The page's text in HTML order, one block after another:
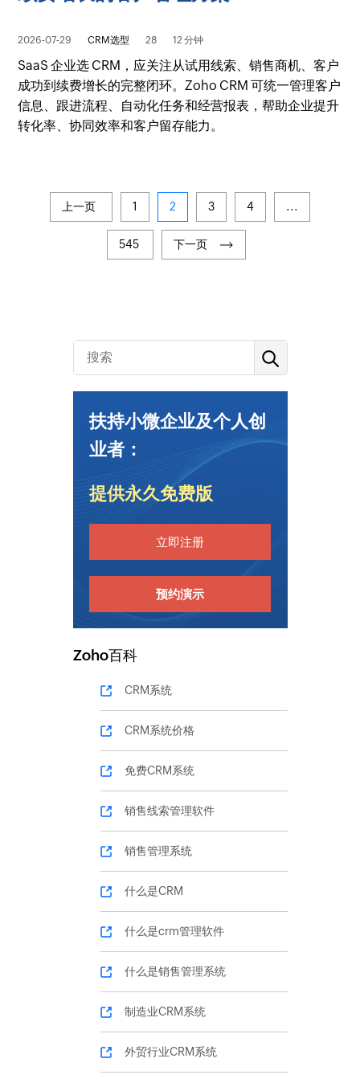
2026-07-29 CRM选型 28 12 分钟
SaaS 企业选 CRM，应关注从试用线索、销售商机、客户
成功到续费增长的完整闭环。Zoho CRM 可统一管理客户
信息、跟进流程、自动化任务和经营报表，帮助企业提升
转化率、协同效率和客户留存能力。
上一页 1 2 3 4 ...
545 下一页
扶持小微企业及个人创
业者：
提供永久免费版
立即注册
预约演示
Zoho百科
CRM系统
CRM系统价格
免费CRM系统
销售线索管理软件
销售管理系统
什么是CRM
什么是crm管理软件
什么是销售管理系统
制造业CRM系统
外贸行业CRM系统